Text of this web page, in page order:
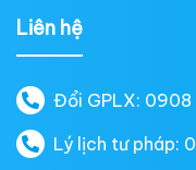
Liên hệ
Đổi GPLX:
Lý lịch tư pháp: